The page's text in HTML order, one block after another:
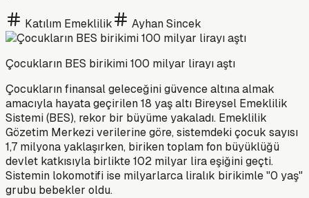
Katılım Emeklilik Ayhan Sincek
Çocukların BES birikimi 100 milyar lirayı aştı
Çocukların finansal geleceğini güvence altına almak
amacıyla hayata geçirilen 18 yaş altı Bireysel Emeklilik
Sistemi (BES), rekor bir büyüme yakaladı. Emeklilik
Gözetim Merkezi verilerine göre, sistemdeki çocuk sayısı
1,7 milyona yaklaşırken, biriken toplam fon büyüklüğü
devlet katkısıyla birlikte 102 milyar lira eşiğini geçti.
Sistemin lokomotifi ise milyarlarca liralık birikimle "0 yaş"
grubu bebekler oldu.